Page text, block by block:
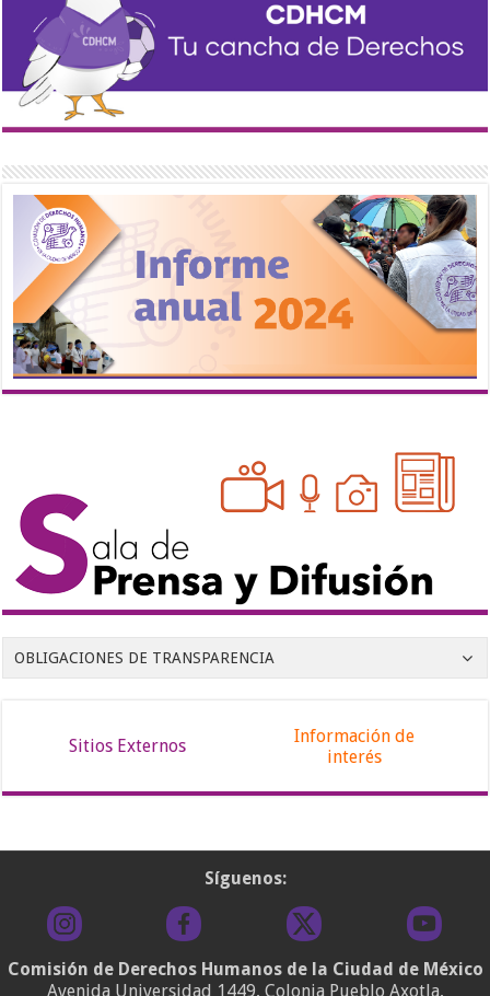
OBLIGACIONES DE TRANSPARENCIA
Sitios Externos
Información de
interés
Síguenos:
Comisión de Derechos Humanos de la Ciudad de México
Avenida Universidad 1449, Colonia Pueblo Axotla,